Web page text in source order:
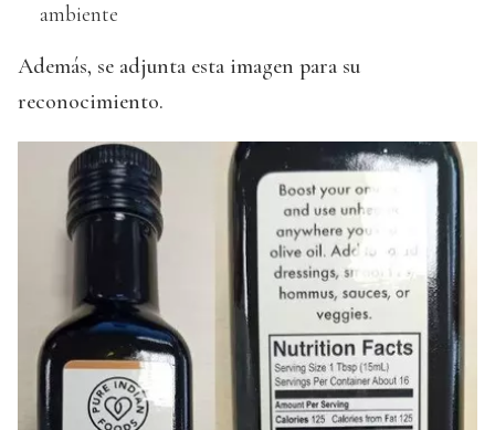
ambiente
Además, se adjunta esta imagen para su
reconocimiento.